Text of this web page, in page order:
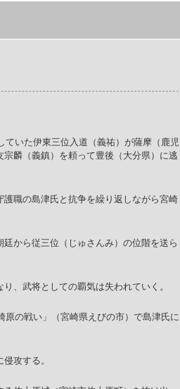
ていた伊東三位入道（義祐）が薩摩（鹿児
麟（義鎮）を頼って豊後（大分県）に逃
職の島津氏と抗争を繰り返しながら宮崎
から従三位（じゅさんみ）の位階を送ら
、武将としての覇気は失われていく。
原の戦い」（宮崎県えびの市）で島津氏に
攻する。